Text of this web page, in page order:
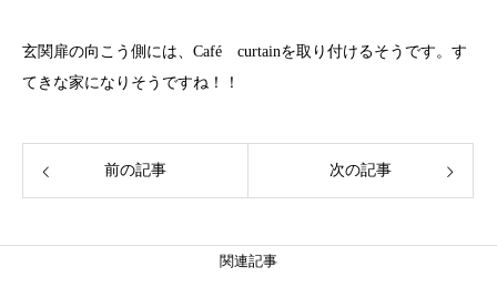
玄関扉の向こう側には、Café curtainを取り付けるそうです。す
てきな家になりそうですね！！
前の記事 次の記事
関連記事